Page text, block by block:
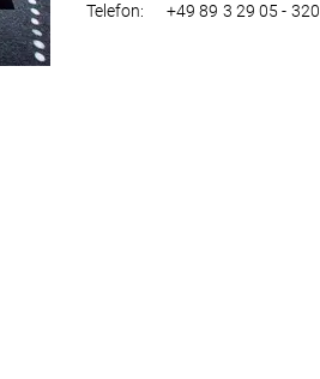
Telefon: +49 89 3 29 05 - 320